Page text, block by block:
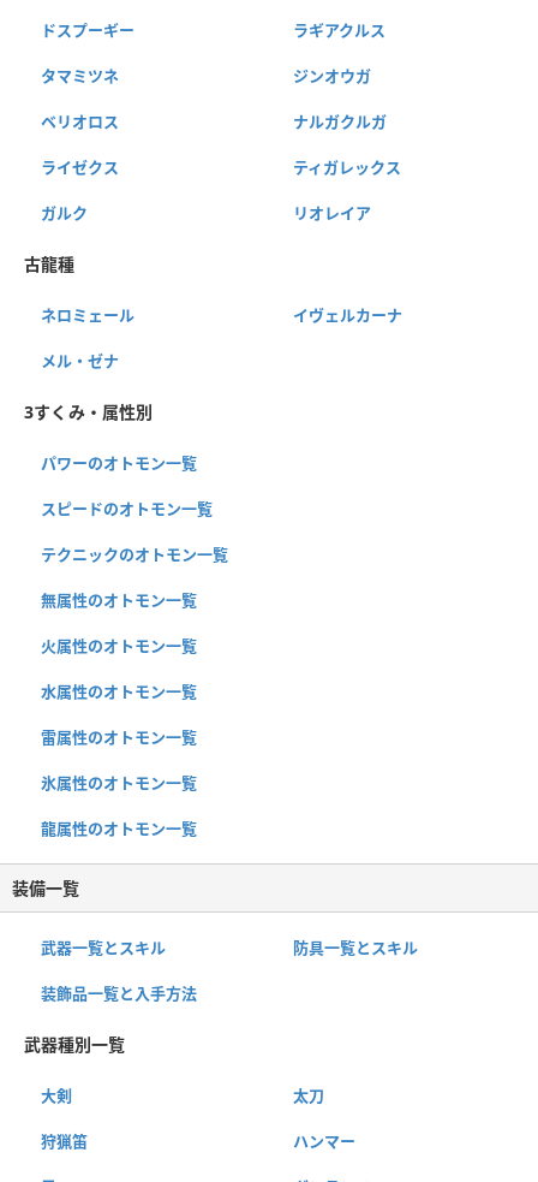
ドスプーギー ラギアクルス
タマミツネ ジンオウガ
ベリオロス ナルガクルガ
ライゼクス ティガレックス
ガルク リオレイア
古龍種
ネロミェール イヴェルカーナ
メル・ゼナ
3すくみ・属性別
パワーのオトモン一覧
スピードのオトモン一覧
テクニックのオトモン一覧
無属性のオトモン一覧
火属性のオトモン一覧
水属性のオトモン一覧
雷属性のオトモン一覧
氷属性のオトモン一覧
龍属性のオトモン一覧
装備一覧
武器一覧とスキル 防具一覧とスキル
装飾品一覧と入手方法
武器種別一覧
大剣 太刀
狩猟笛 ハンマー